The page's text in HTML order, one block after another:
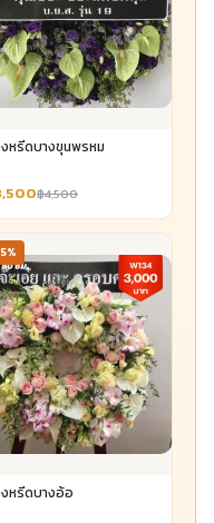
หรีดบางขุนพรหม
฿4,500
หรีดบางอ้อ